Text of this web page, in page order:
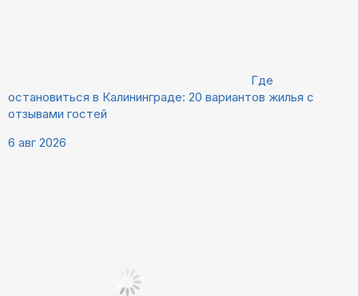
Где
остановиться в Калининграде: 20 вариантов жилья с
отзывами гостей
6 авг 2026